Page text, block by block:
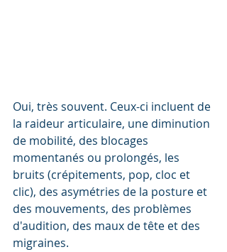
Oui, très souvent. Ceux-ci incluent de
la raideur articulaire, une diminution
de mobilité, des blocages
momentanés ou prolongés, les
bruits (crépitements, pop, cloc et
clic), des asymétries de la posture et
des mouvements, des problèmes
d'audition, des maux de tête et des
migraines.